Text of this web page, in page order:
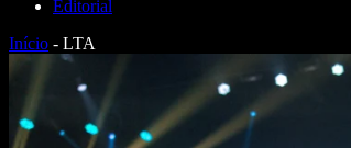
Editorial
Início - LTA